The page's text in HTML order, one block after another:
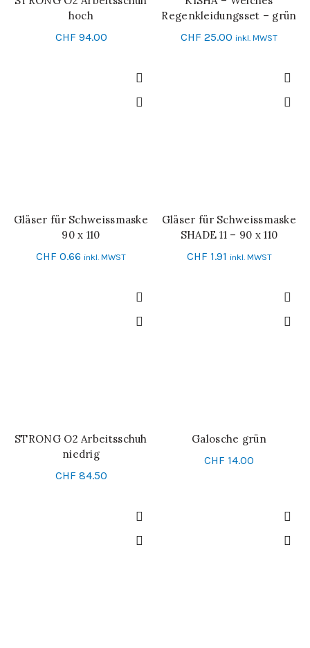
hoch
CHF 94.00
Regenkleidungsset – grün
CHF 25.00 inkl. MWST
IN DEN WARENKORB
Gläser für Schweissmaske
90 x 110
CHF 0.66 inkl. MWST
IN DEN WARENKORB
Gläser für Schweissmaske
SHADE 11 – 90 x 110
CHF 1.91 inkl. MWST
SCHNELL-EINKAUF
STRONG O2 Arbeitsschuh
niedrig
CHF 84.50
SCHNELL-EINKAUF
Galosche grün
CHF 14.00